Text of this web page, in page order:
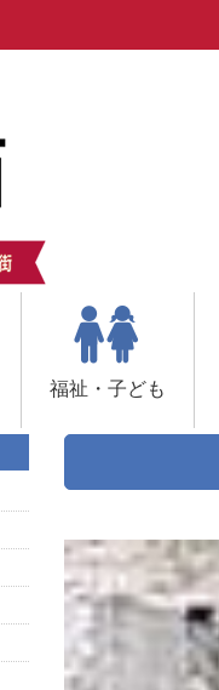
福祉・子ども